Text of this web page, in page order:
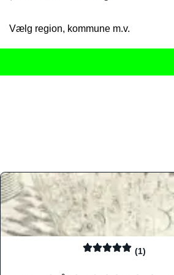
Vælg region, kommune m.v.
(1)